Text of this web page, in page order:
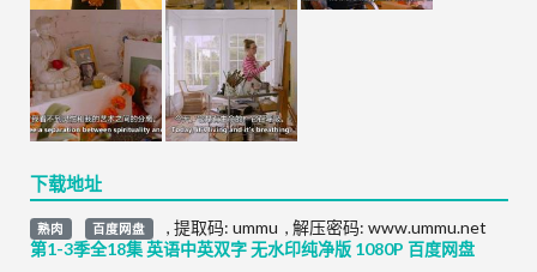
下载地址
熟肉 百度网盘
第1-3季全18集 英语中英双字 无水印纯净版 1080P 百度网盘
, 提取码: ummu , 解压密码: www.ummu.net